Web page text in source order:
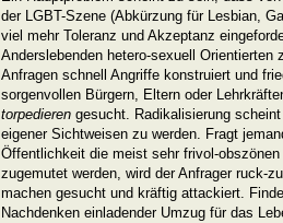
der LGBT-Szene (Abkürzung für Lesbian,
viel mehr Toleranz und Akzeptanz
Anderslebenden hetero-sexuell Orientierten
Anfragen schnell Angriffe konstruiert und
sorgenvollen Bürgern, Eltern oder
torpedieren gesucht. Radikalisierung
eigener Sichtweisen zu werden. Fragt
Öffentlichkeit die meist sehr frivol-obszönen
zugemutet werden, wird der Anfrager ruck-
machen gesucht und kräftig attackiert.
Nachdenken einladender Umzug für das